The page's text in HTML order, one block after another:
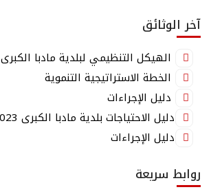
آخر الوثائق
الهيكل التنظيمي لبلدية مادبا الكبرى 2022
الخطة الاستراتيجية التنموية
دليل الإجراءات
دليل الاحتياجات بلدية مادبا الكبرى 2023-2025
دليل الإجراءات
روابط سريعة